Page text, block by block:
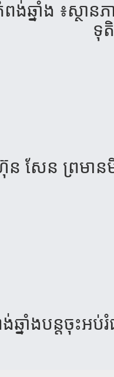
ង់​ឆ្នាំង​ ៖ស្ថា
ទុ
ន សែន ព្រមាន​
ង់ឆ្នាំង​បន្ត​ចុះ​អ